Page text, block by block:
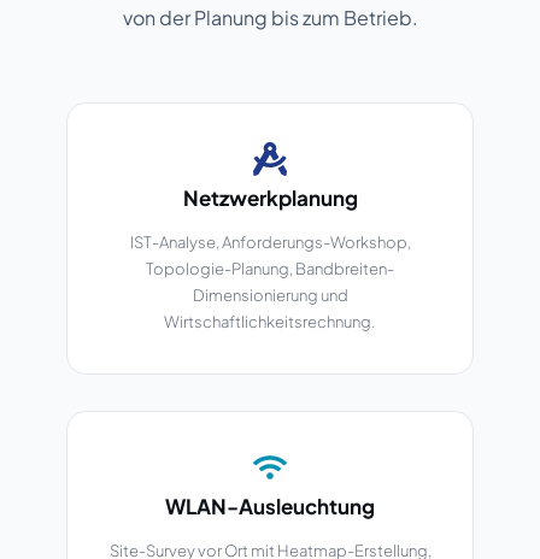
von der Planung bis zum Betrieb.
Netzwerkplanung
IST-Analyse, Anforderungs-Workshop,
Topologie-Planung, Bandbreiten-
Dimensionierung und
Wirtschaftlichkeitsrechnung.
WLAN-Ausleuchtung
Site-Survey vor Ort mit Heatmap-Erstellung,